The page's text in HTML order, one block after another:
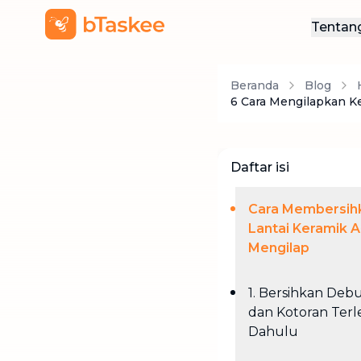
Beranda Blog
6 Cara Mengilapkan
Daftar isi
Cara
Lantai Keramik
Mengilap
1. Bersihkan Debu
dan Kotoran
Dahulu